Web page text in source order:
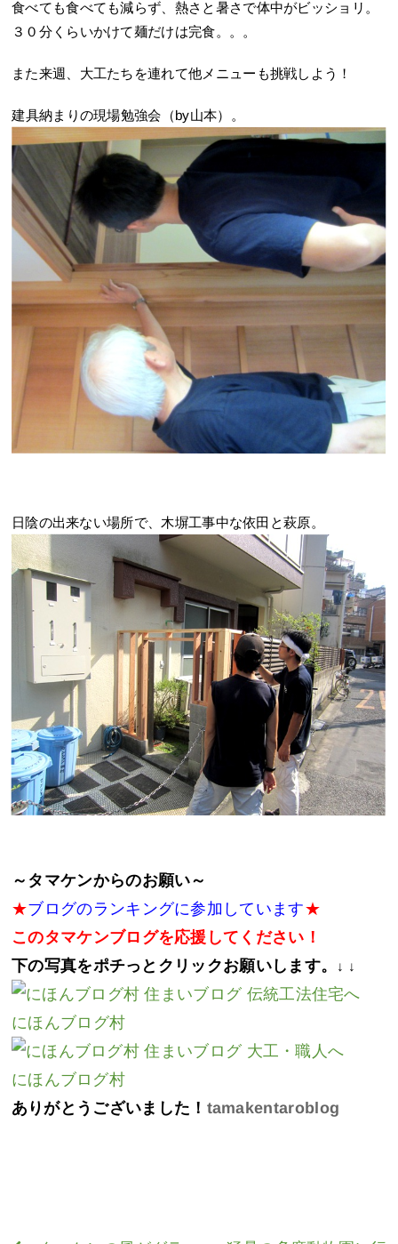
食べても食べても減らず、熱さと暑さで体中がビッショリ。
３０分くらいかけて麺だけは完食。。。
また来週、大工たちを連れて他メニューも挑戦しよう！
建具納まりの現場勉強会（by山本）。
日陰の出来ない場所で、木塀工事中な依田と萩原。
～タマケンからのお願い～
★ブログのランキングに参加しています★
このタマケンブログを応援してください！
下の写真をポチっとクリックお願いします。 ↓ ↓
にほんブログ村
にほんブログ村
ありがとうございました！tamakentaroblog